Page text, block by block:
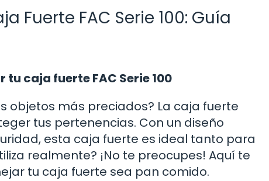
Fuerte FAC Serie 100: Guía
caja fuerte FAC Serie 100
objetos más preciados? La caja fuerte
tus pertenencias. Con un diseño
esta caja fuerte es ideal tanto para
realmente? ¡No te preocupes! Aquí te
tu caja fuerte sea pan comido.